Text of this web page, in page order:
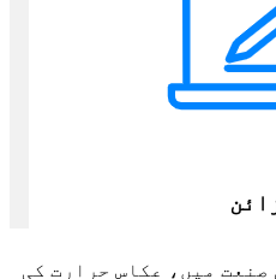
میں، عکاس حرارت کی